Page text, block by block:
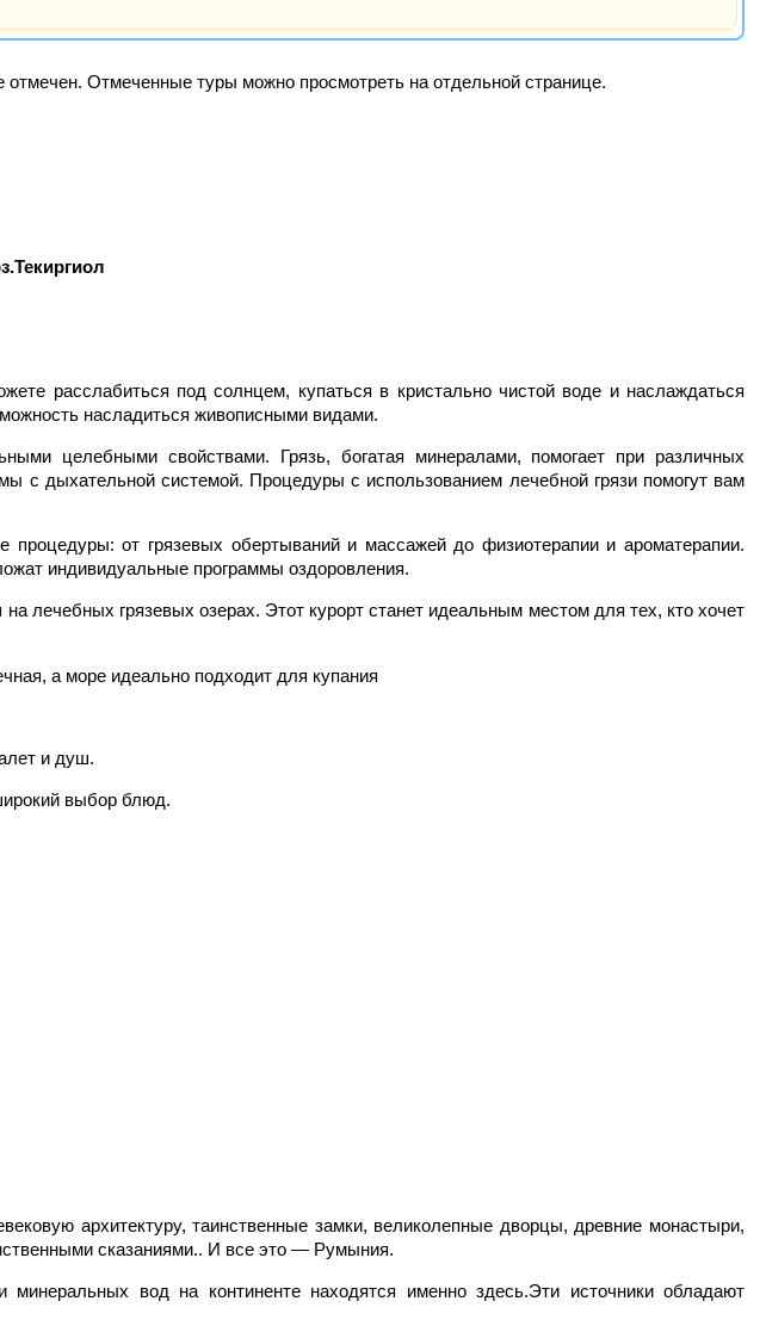
Отмеченные туры можно просмотреть на отдельной странице.
расслабиться под солнцем, купаться в кристально чистой воде и наслаждаться
насладиться живописными видами.
целебными свойствами. Грязь, богатая минералами, помогает при различных
с дыхательной системой. Процедуры с использованием лечебной грязи помогут вам
от грязевых обертываний и массажей до физиотерапии и ароматерапии.
индивидуальные программы оздоровления.
лечебных грязевых озерах. Этот курорт станет идеальным местом для тех, кто хочет
а море идеально подходит для купания
и душ.
ходьбы и предлагают широкий выбор блюд.
архитектуру, таинственные замки, великолепные дворцы, древние монастыри,
сказаниями.. И все это — Румыния.
вод на континенте находятся именно здесь.Эти источники обладают